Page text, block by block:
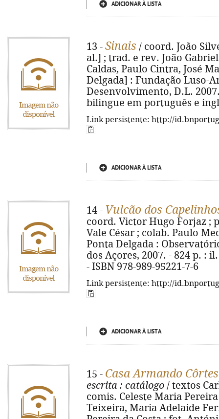
ADICIONAR À LISTA
13 - Sinais / coord. João
al.] ; trad. e rev. João
Caldas, Paulo Cintra, José
Delgada] : Fundação Luso-
Desenvolvimento, D.L.
bilingue em português e
Link persistente: http://
ADICIONAR À LISTA
14 - Vulcão dos
coord. Victor Hugo Forjaz ;
Vale César ; colab. Paulo
Ponta Delgada :
dos Açores, 2007. - 824 p. :
- ISBN 978-989-95221-7-6
Link persistente: http://
ADICIONAR À LISTA
15 - Casa Armando
escrita : catálogo / textos
comis. Celeste Maria
Teixeira, Maria Adelaide